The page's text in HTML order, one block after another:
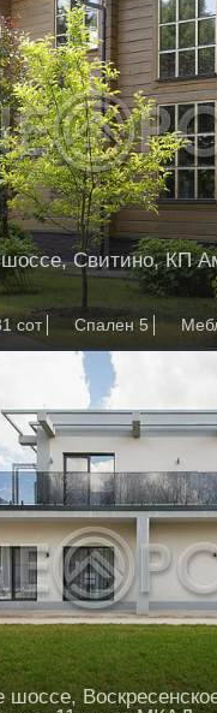
шоссе, Свитино, КП
сот Спален 5
шоссе,